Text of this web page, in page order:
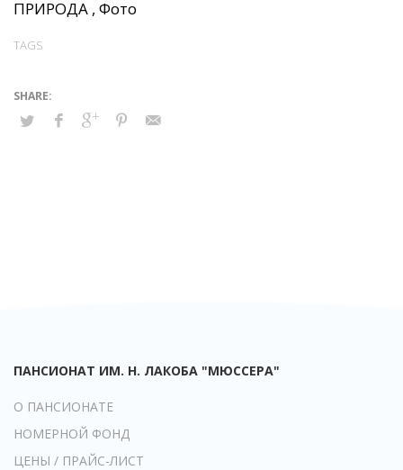
ПРИРОДА , Фото
TAGS
ПАНСИОНАТ ИМ. Н. ЛАКОБА "МЮССЕРА"
О ПАНСИОНАТЕ
НОМЕРНОЙ ФОНД
ЦЕНЫ / ПРАЙС-ЛИСТ